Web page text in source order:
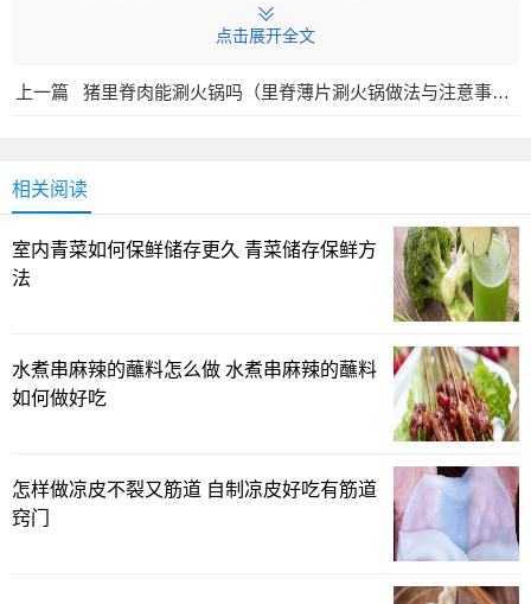
前夹肉的位置与部位定位
方、靠近肩颈一带，靠近胸前的部分。这个部位因为常在运
动中承担负荷，肌肉群较密，脂肪和筋膜相对明显，肉质看
起来半肥半瘦、纹理清晰。有人把它理解为前腿的一段特定
区域，也有人把它视作前腿肉的一个别名。简单地说，它不
是整条前腿的全部，而是前腿之上的一块肉，位置决定了它
肉质特征与口感对比
偏紧实，具备一定弹性。与之相比，前腿肉（即整条前腿的
肉）整体脂肪含量和纤维结构会显得更为分明：前腿肉的瘦
肉比例通常较高，口感更紧实，若处理不当容易显得柴；而
前夹肉因为夹在肌肉群之间，脂肪与肌肉的交错让口感显得
点击展开全文
上一篇 猪里脊肉能涮火锅吗（里脊薄片涮火锅做法与注意事项，健康低盐汤底）
相关阅读
室内青菜如何保鲜储存更久 青菜储存保鲜方
法
水煮串麻辣的蘸料怎么做 水煮串麻辣的蘸料
如何做好吃
怎样做凉皮不裂又筋道 自制凉皮好吃有筋道
窍门